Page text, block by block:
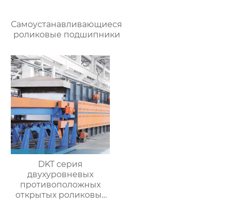
Самоустанавливающиеся
роликовые подшипники
DKT серия
двухуровневых
противоположных
открытых роликовых